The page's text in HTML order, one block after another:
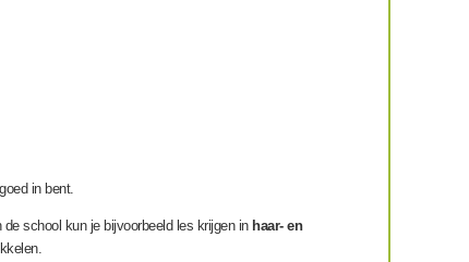
in bent.
school kun je bijvoorbeeld les krijgen in haar- en